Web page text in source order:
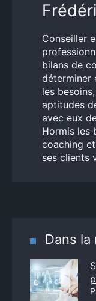
Conseiller
bilans de
déterminer
les
aptitudes
avec eux
Hormis les
coaching
ses clients
Dans